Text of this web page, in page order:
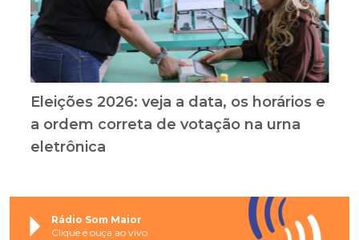
Eleições 2026: veja a data, os horários e
a ordem correta de votação na urna
eletrônica
Rádio Som Maior
Clique e ouça ao vivo